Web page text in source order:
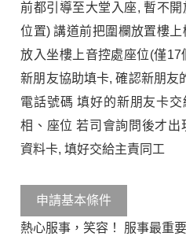
前都引導至大堂入座, 暫不
位置) 講道前把圍欄放置樓
放入坐樓上音控處座位(僅
新朋友協助填卡, 確認新朋友
電話號碼 填好的新朋友卡
相、座位 若司會詢問後才出
資料卡, 填好交給主責同工
申請基本條件
熱心服事，笑容！ 服事最重要